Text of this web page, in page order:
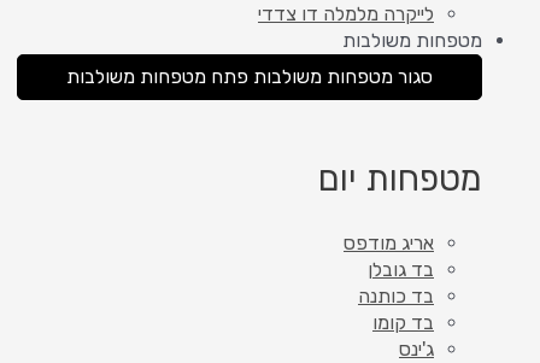
לייקרה מלמלה דו צדדי
מטפחות משולבות
סגור מטפחות משולבות פתח מטפחות משולבות
מטפחות יום
אריג מודפס
בד גובלן
בד כותנה
בד קומו
ג'ינס